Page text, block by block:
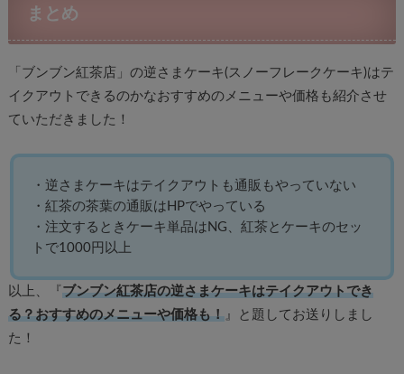
まとめ
「ブンブン紅茶店」の逆さまケーキ(スノーフレークケーキ)はテ
イクアウトできるのかなおすすめのメニューや価格も紹介させ
ていただきました！
・逆さまケーキはテイクアウトも通販もやっていない
・紅茶の茶葉の通販はHPでやっている
・注文するときケーキ単品はNG、紅茶とケーキのセッ
トで1000円以上
以上、『 ブンブン紅茶店の逆さまケーキはテイクアウトでき
る？おすすめのメニューや価格も！』と題してお送りしまし
た！